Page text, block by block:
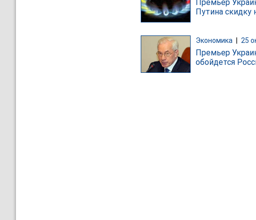
Премьер
Путина скидку
Экономика | 25
Премьер
обойдется